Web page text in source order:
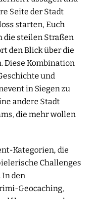
Seite der Stadt
starten, Euch
die steilen Straßen
den Blick über die
Diese Kombination
und
in Siegen zu
andere Stadt
die mehr wollen
Kategorien, die
Challenges
In den
Geocaching,